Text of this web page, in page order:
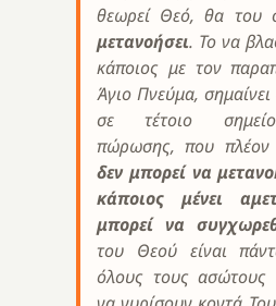
θεωρεί Θεό, θα του
μετανοήσει. Το να
κάποιος με τον
Άγιο Πνεύμα, σημαίνει
σε τέτοιο
πώρωσης, που
δεν μπορεί να
κάποιος μένει
μπορεί να
του Θεού είναι
όλους τους ασώτους